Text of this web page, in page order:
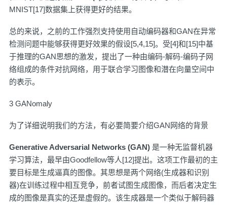
MNIST[17]数据集上获得更好的结果。
总的来说，之前的工作强烈支持使用自动编码器和GAN在异常
检测问题中能够获得更好效果的假设[5,4,15]。受[4]和[15]中基
于推理的GAN思想的激发，提出了一种由编码-解码-编码子网
络组成的条件对抗网络，用于联合学习图像和潜在向量空间中
的表示。
3 GANomaly
为了详细说明我们的方法，有必要简要介绍GAN网络的背景
Generative Adversarial Networks (GAN) 是一种无监督机器
学习算法，最早由Goodfellow等人[12]提出。这项工作最初的主
要目标是生成逼真的图像。其思想是两个网络(生成器和识别
器)在训练过程中相互竞争，前者试图生成图像，而后者决定生
成的图像是真实的还是虚假的。该生成器是一个类似于解码器